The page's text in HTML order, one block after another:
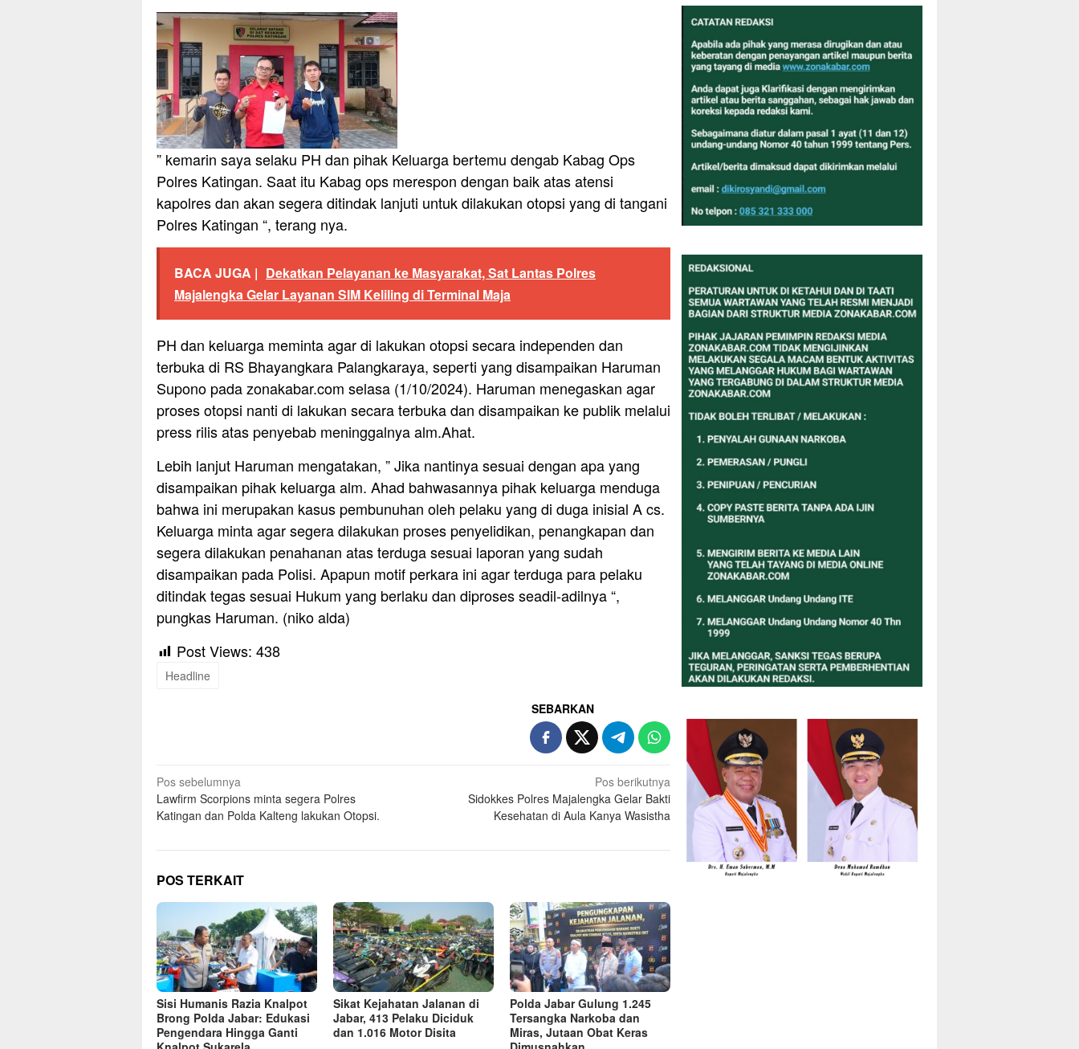
” kemarin saya selaku PH dan pihak Keluarga bertemu dengab Kabag Ops
Polres Katingan. Saat itu Kabag ops merespon dengan baik atas atensi
kapolres dan akan segera ditindak lanjuti untuk dilakukan otopsi yang di tangani
Polres Katingan “, terang nya.
BACA JUGA | Dekatkan Pelayanan ke Masyarakat, Sat Lantas Polres
Majalengka Gelar Layanan SIM Keliling di Terminal Maja
PH dan keluarga meminta agar di lakukan otopsi secara independen dan
terbuka di RS Bhayangkara Palangkaraya, seperti yang disampaikan Haruman
Supono pada zonakabar.com selasa (1/10/2024). Haruman menegaskan agar
proses otopsi nanti di lakukan secara terbuka dan disampaikan ke publik melalui
press rilis atas penyebab meninggalnya alm.Ahat.
Lebih lanjut Haruman mengatakan, ” Jika nantinya sesuai dengan apa yang
disampaikan pihak keluarga alm. Ahad bahwasannya pihak keluarga menduga
bahwa ini merupakan kasus pembunuhan oleh pelaku yang di duga inisial A cs.
Keluarga minta agar segera dilakukan proses penyelidikan, penangkapan dan
segera dilakukan penahanan atas terduga sesuai laporan yang sudah
disampaikan pada Polisi. Apapun motif perkara ini agar terduga para pelaku
ditindak tegas sesuai Hukum yang berlaku dan diproses seadil-adilnya “,
pungkas Haruman. (niko alda)
Post Views: 438
Headline
SEBARKAN
Navigasi
pos
Pos sebelumnya
Lawfirm Scorpions minta segera Polres
Katingan dan Polda Kalteng lakukan Otopsi.
Pos berikutnya
Sidokkes Polres Majalengka Gelar Bakti
Kesehatan di Aula Kanya Wasistha
POS TERKAIT
Sisi Humanis Razia Knalpot
Brong Polda Jabar: Edukasi
Pengendara Hingga Ganti
Sikat Kejahatan Jalanan di
Jabar, 413 Pelaku Diciduk
dan 1.016 Motor Disita
Polda Jabar Gulung 1.245
Tersangka Narkoba dan
Miras, Jutaan Obat Keras